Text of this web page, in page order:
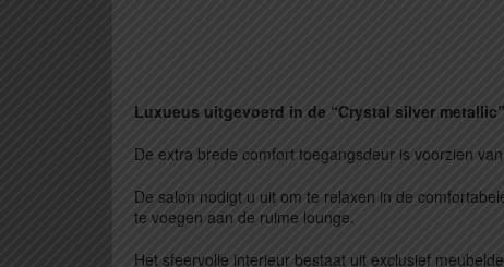
Luxueus uitgevoerd in de “Crystal silver
De extra brede comfort toegangsdeur is voorzien
De salon nodigt u uit om te relaxen in de
te voegen aan de ruime lounge.
Het sfeervolle interieur bestaat uit exclusief